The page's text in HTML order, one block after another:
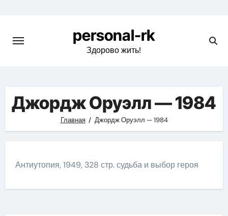
содержимому
personal-rk
Здорово жить!
Джордж Оруэлл — 1984
Главная Джордж Оруэлл — 1984
Антиутопия, 1949, 328 стр. судьба и выбор героя